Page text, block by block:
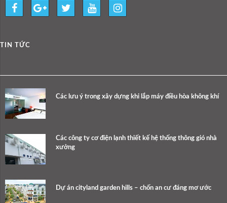
TIN TỨC
Các lưu ý trong xây dựng khi lắp máy điều hòa không khí
Các công ty cơ điện lạnh thiết kế hệ thống thông gió nhà
xưởng
Dự án cityland garden hills – chốn an cư đáng mơ ước